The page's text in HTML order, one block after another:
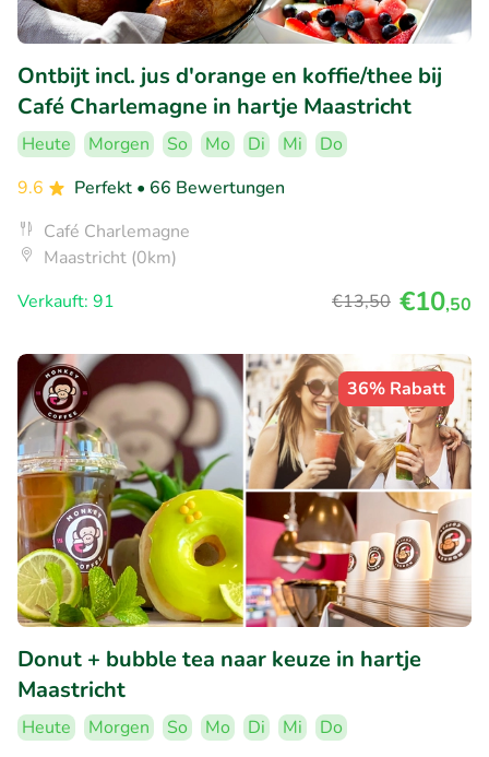
Ontbijt incl. jus d'orange en koffie/thee bij
Café Charlemagne in hartje Maastricht
Heute Morgen So Mo Di Mi
Do
9.6
Perfekt • 66 Bewertungen
Café Charlemagne
Maastricht (0km)
Verkauft: 91
€13,50 €10,50
36% Rabatt
Donut + bubble tea naar keuze in hartje
Maastricht
Heute Morgen So Mo Di Mi
Do